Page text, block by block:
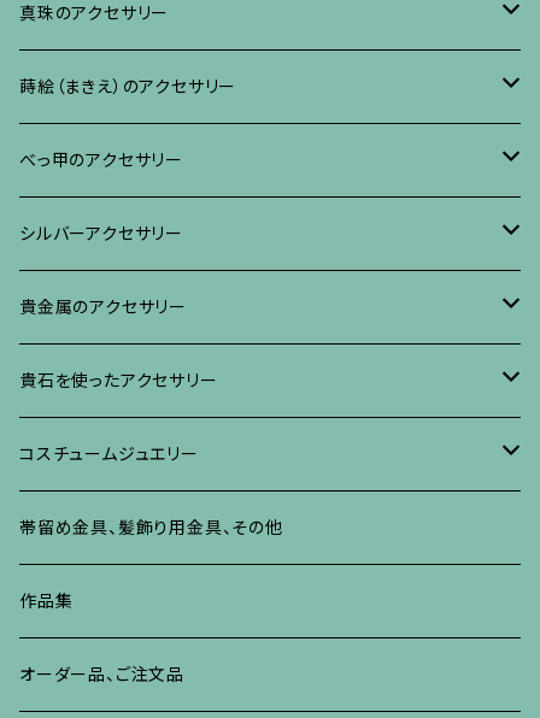
ブレスレット、バングル、その他
ネックレス・ペンダント
リング
ブレスレット・バングル、その他
イヤリング・ピアス
ネックレス、ペンダント
ブレスレット、その他
ブローチ
イヤリング・ピアス
ネックレス、ペンダント
リング
ブレスレット、その他
真珠のアクセサリー
ブローチ
イヤリング・ピアス
ネックレス、ペンダント
リング
ブレスレット、その他
蒔絵（まきえ）のアクセサリー
べっ甲に蒔絵のアクセサリー
ブローチ
イヤリング・ピアス
真珠に蒔絵のアクセサリー
ブローチ
イヤリング、ピアス
水晶に蒔絵のアクセサリー
ブローチ
イヤリング、ピアス
朴の木やポプラに蒔絵のアクセサリー
ブローチ
イヤリング・ピアス
その他の蒔絵のアクセサリー
べっ甲のアクセサリー
ブローチ
イヤリング、ピアス
ネックレス、ペンダント
リング
ブレスレット、バングル、その他
シルバーアクセサリー
ブローチ
イヤリング、ピアス
ネックレス、ペンダント
リング
ブレスレット、バングル、その他
貴金属のアクセサリー
ブローチ
イヤリング、ピアス
ネックレス、ペンダント
ブレスレット、その他
リング
貴石を使ったアクセサリー
ブローチ
イヤリング、ピアス
ネックレス、ペンダント
リング
コスチュームジュエリー
ブローチ
イヤリング、ピアス
ネックレス、ペンダント
帯留め金具、髪飾り用金具、その他
作品集
オーダー品、ご注文品